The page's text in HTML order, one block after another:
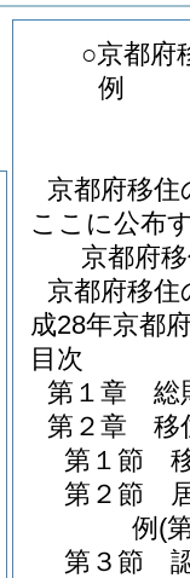
○京都府
例
京都府移
ここに公布
京都府
京都府移
成28年京都
目次
第１章
総
第２章
移
第１節
第２節
例 (
第３節